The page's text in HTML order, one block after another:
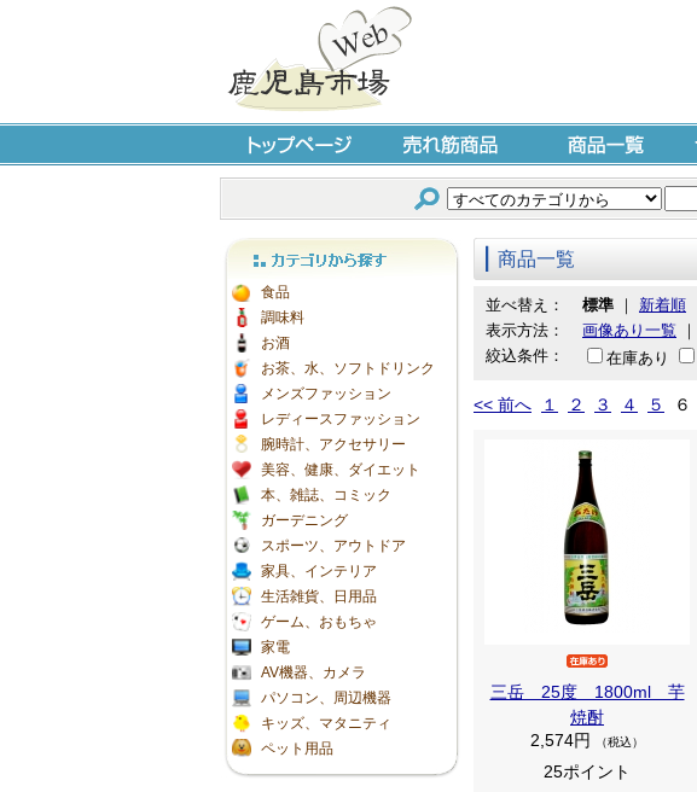
トップページ 売れ筋商品 商品一覧
カテゴリから探す
食品
調味料
お酒
お茶、水、ソフトドリンク
メンズファッション
レディースファッション
腕時計、アクセサリー
美容、健康、ダイエット
本、雑誌、コミック
ガーデニング
スポーツ、アウトドア
家具、インテリア
生活雑貨、日用品
ゲーム、おもちゃ
家電
AV機器、カメラ
パソコン、周辺機器
キッズ、マタニティ
ペット用品
商品一覧
並べ替え： 標準 ｜ 新着順
表示方法：
画像あり一覧 ｜
絞込条件：
在庫あり
<< 前へ １ ２ ３ ４ ５ ６
三岳 25度 1800ml 芋
焼酎
2,574円
（税込）
25ポイント